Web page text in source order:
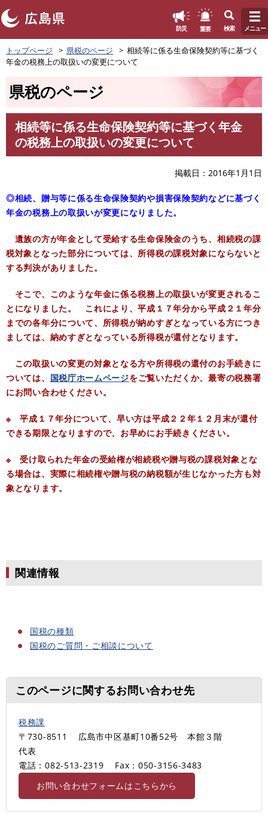
ペ
ー
ジ
防災 重要 検索 メニュー
トップページ 県税のページ
相続等に係る生命保険契約等に基づく
年金の税務上の取扱いの変更について
県税のページ
相続等に係る生命保険契約等に基づく年金
の税務上の取扱いの変更について
掲載日 2016年1月1日
◎相続、贈与等に係る生命保険契約や損害保険契約などに基づく
年金の税務上の取扱いが変更になりました。
遺族の方が年金として受給する生命保険金のうち、相続税の課
税対象となった部分については、所得税の課税対象にならないと
する判決がありました。
そこで、このような年金に係る税務上の取扱いが変更されるこ
とになりました。 これにより、平成１７年分から平成２１年分
までの各年分について、所得税が納めすぎとなっている方につき
ましては、納めすぎとなっている所得税が還付となります。
この取扱いの変更の対象となる方や所得税の還付のお手続きに
ついては、 国税庁ホームページをご覧いただくか、最寄の税務署
にお問い合わせください。
※ 平成１７年分について、早い方は平成２２年１２月末が還付
できる期限となりますので、お早めにお手続きください。
※ 受け取られた年金の受給権が相続税や贈与税の課税対象とな
る場合は、実際に相続権や贈与税の納税額が生じなかった方も対
象となります。
関連情報
国税の種類
国税のご質問・ご相談について
このページに関するお問い合わせ先
税務課
〒730-8511
広島市中区基町10番52号 本館３階
代表
電話：082-513-2319
Fax：050-3156‐3483
お問い合わせフォームはこちらから